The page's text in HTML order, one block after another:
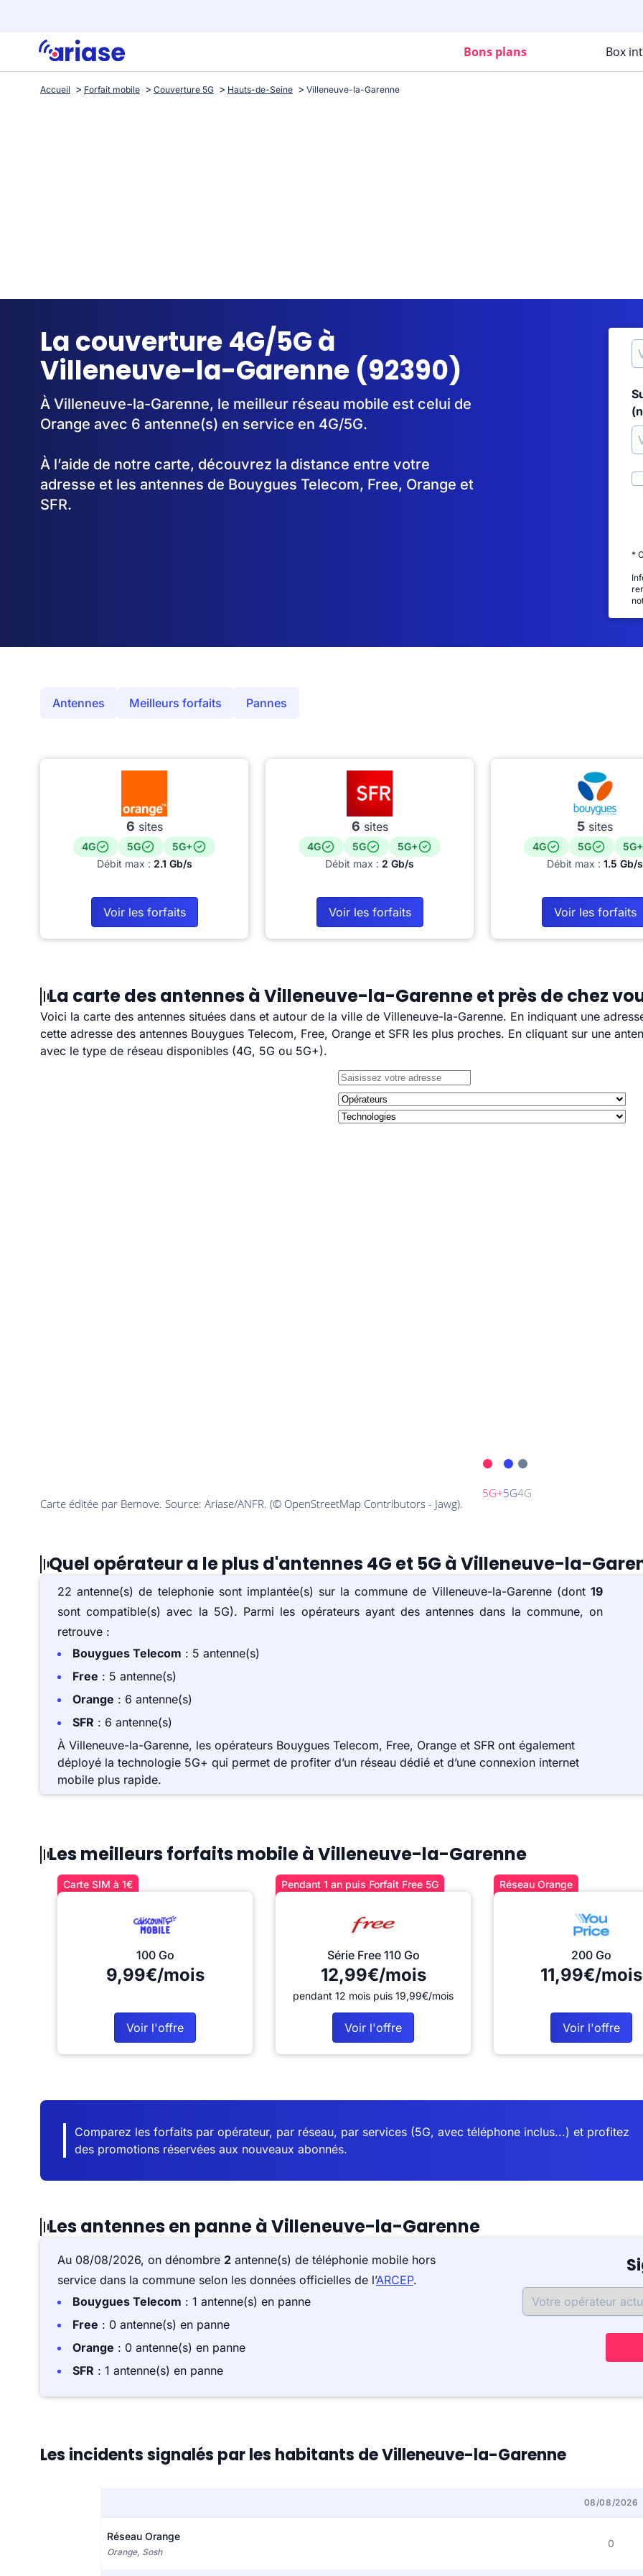
Bons plans Box
Accueil Forfait mobile Couverture 5G Hauts-de-Seine Villeneuve-la-Garenne
La couverture 4G/5G à
Villeneuve-la-Garenne (92390)
À Villeneuve-la-Garenne, le meilleur réseau mobile est celui de
Orange avec 6 antenne(s) en service en 4G/5G.
À l’aide de notre carte, découvrez la distance entre votre
adresse et les antennes de Bouygues Telecom, Free, Orange et
SFR.
*
Antennes Meilleurs forfaits Pannes
6 sites
4G 5G
5G+
Débit max : 2.1 Gb/s
Voir les forfaits
6 sites
4G 5G
5G+
Débit max : 2 Gb/s
Voir les forfaits
5 sites
4G 5G
5G+
Débit max : 1.5 Gb/s
Voir les forfaits
La carte des antennes à Villeneuve-la-Garenne et près de chez
Voici la carte des antennes situées dans et autour de la ville de Villeneuve-la-Garenne. En indiquant une
cette adresse des antennes Bouygues Telecom, Free, Orange et SFR les plus proches. En cliquant sur une
avec le type de réseau disponibles (4G, 5G ou 5G+).
Quel opérateur a le plus d'antennes 4G et 5G à Villeneuve-la-
22 antenne(s) de telephonie sont implantée(s) sur la commune de Villeneuve-la-Garenne (dont 19
sont compatible(s) avec la 5G). Parmi les opérateurs ayant des antennes dans la commune, on
retrouve :
Bouygues Telecom : 5 antenne(s)
Free : 5 antenne(s)
Orange : 6 antenne(s)
SFR : 6 antenne(s)
À Villeneuve-la-Garenne, les opérateurs Bouygues Telecom, Free, Orange et SFR ont également
déployé la technologie 5G+ qui permet de profiter d’un réseau dédié et d’une connexion internet
mobile plus rapide.
Les meilleurs forfaits mobile à Villeneuve-la-Garenne
Carte SIM à 1€
100 Go
9,99€/mois
Voir l'offre
Pendant 1 an puis Forfait Free 5G
Série Free 110 Go
12,99€/mois
pendant 12 mois puis 19,99€/mois
Voir l'offre
Réseau Orange
200 Go
11,99€/mois
Voir l'offre
Comparez les forfaits par opérateur, par réseau, par services (5G, avec téléphone inclus...) et profitez
des promotions réservées aux nouveaux abonnés.
Les antennes en panne à Villeneuve-la-Garenne
Au 08/08/2026, on dénombre 2 antenne(s) de téléphonie mobile hors
service dans la commune selon les données officielles de l’ARCEP.
Bouygues Telecom : 1 antenne(s) en panne
Free : 0 antenne(s) en panne
Orange : 0 antenne(s) en panne
SFR : 1 antenne(s) en panne
Les incidents signalés par les habitants de Villeneuve-la-Garenne
08/08/2026
Réseau Orange
Orange, Sosh
0